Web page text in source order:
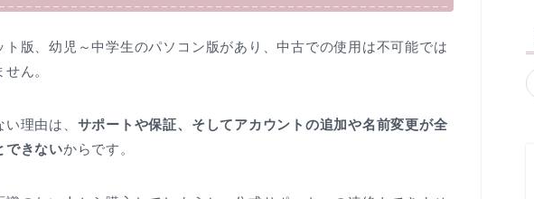
版、幼児～中学生のパソコン版があり、中古での使用は不可能では
ん。
理由は、 サポートや保証、そしてアカウントの追加や名前変更が全
できないからです。